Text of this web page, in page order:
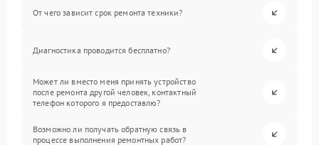
От чего зависит срок ремонта техники?
Диагностика проводится бесплатно?
Может ли вместо меня принять устройство
после ремонта другой человек, контактный
телефон которого я предоставлю?
Возможно ли получать обратную связь в
процессе выполнения ремонтных работ?